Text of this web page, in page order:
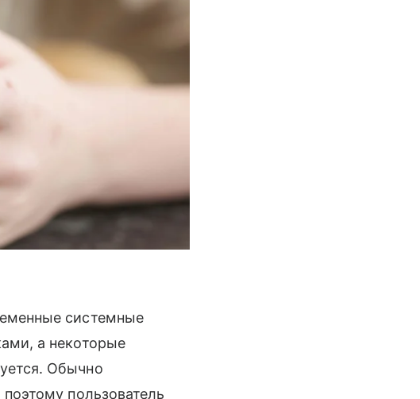
системные
а некоторые
Обычно
пользователь